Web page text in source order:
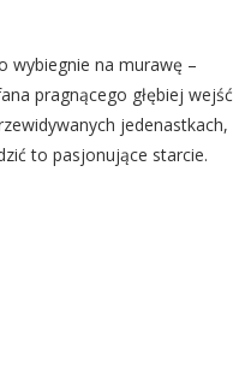
wybiegnie na murawę –
pragnącego głębiej wejść
jedenastkach,
to pasjonujące starcie.